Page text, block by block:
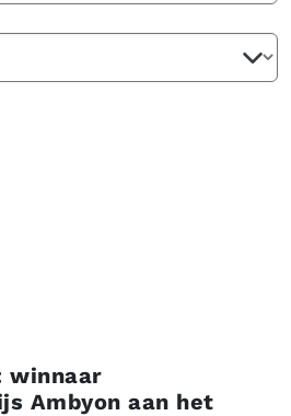
winnaar
Ambyon aan het